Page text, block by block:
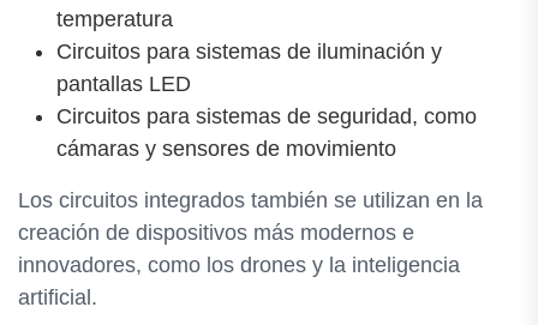
temperatura
Circuitos para sistemas de iluminación y
pantallas LED
Circuitos para sistemas de seguridad, como
cámaras y sensores de movimiento
Los circuitos integrados también se utilizan en la
creación de dispositivos más modernos e
innovadores, como los drones y la inteligencia
artificial.